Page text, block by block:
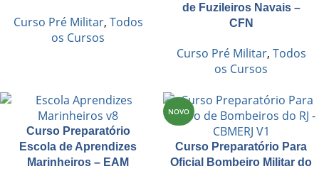
Curso Pré Militar, Todos
os Cursos
de Fuzileiros Navais –
CFN
Curso Pré Militar, Todos
os Cursos
Curso Preparatório
Escola de Aprendizes
Marinheiros – EAM
NOVO
Curso Preparatório Para
Oficial Bombeiro Militar do